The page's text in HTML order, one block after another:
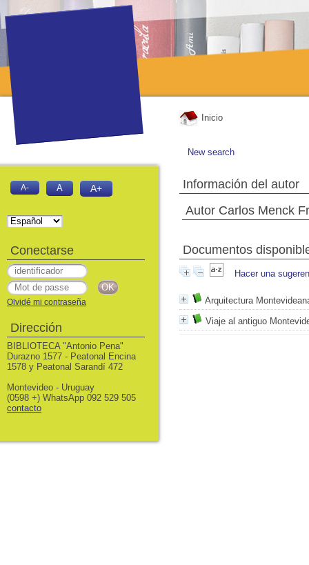
Inicio
New search
Información del autor
Autor Carlos Menck
Documentos
Hacer una
Arquitectura
Viaje al antiguo
A- A A+
Conectarse
Olvidé mi contraseña
Dirección
BIBLIOTECA "Antonio Pena"
Durazno 1577 - Peatonal Encina
1578 y Peatonal Sarandí 472
Montevideo - Uruguay
(0598 +) WhatsApp 092 529 505
contacto